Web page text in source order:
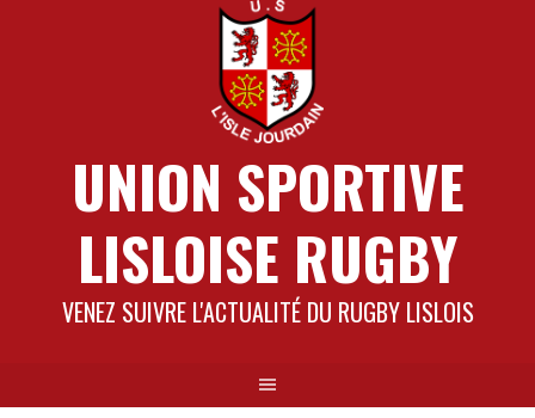
UNION SPORTIVE
LISLOISE RUGBY
VENEZ SUIVRE L'ACTUALITÉ DU RUGBY LISLOIS